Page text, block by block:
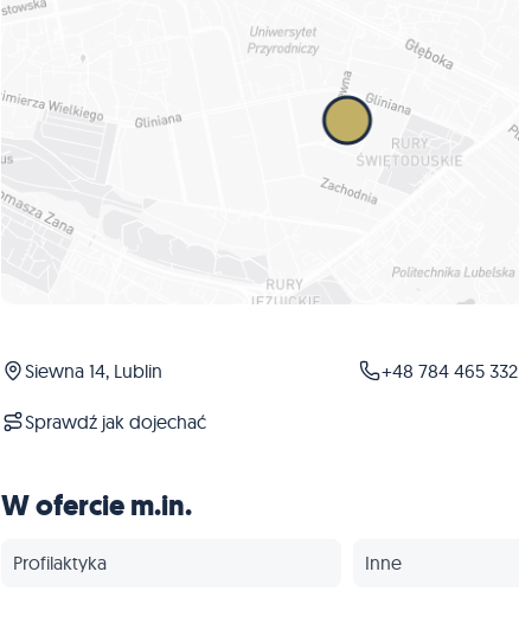
Siewna 14, Lublin +48 784 465 332
Sprawdź jak dojechać
W ofercie m.in.
Profilaktyka Inne